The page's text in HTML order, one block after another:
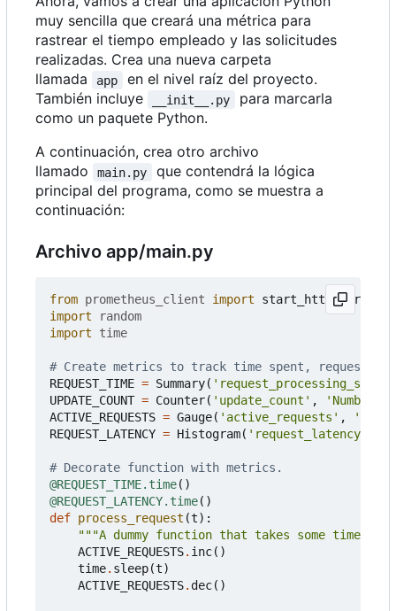
muy sencilla que creará una métrica para
rastrear el tiempo empleado y las solicitudes
realizadas. Crea una nueva carpeta
llamada
app
en el nivel raíz del proyecto.
También incluye
__init__.py
para marcarla
como un paquete Python.
A continuación, crea otro archivo
llamado
main.py
que contendrá la lógica
principal del programa, como se muestra a
continuación:
Archivo app/main.py
from prometheus_client import start_http_server
import
random
import
time
# Create metrics to track time spent, requests
REQUEST_TIME = Summary(
UPDATE_COUNT = Counter( 'update_count' ,
'Number
ACTIVE_REQUESTS = Gauge( 'active_requests' ,
REQUEST_LATENCY = Histogram(
# Decorate function with metrics.
@REQUEST_TIME.time()
@REQUEST_LATENCY.time()
def process_request (t):
"""A dummy function that takes some time."""
ACTIVE_REQUESTS. inc()
time. sleep(t)
ACTIVE_REQUESTS. dec()